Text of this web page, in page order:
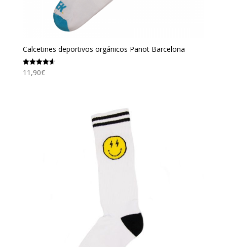
Calcetines deportivos orgánicos Panot Barcelona
Valorado
con
11,90€